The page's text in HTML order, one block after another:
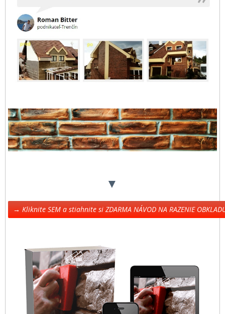
▼
→ Kliknite SEM a stiahnite si ZDARMA NÁVOD NA RAZENIE